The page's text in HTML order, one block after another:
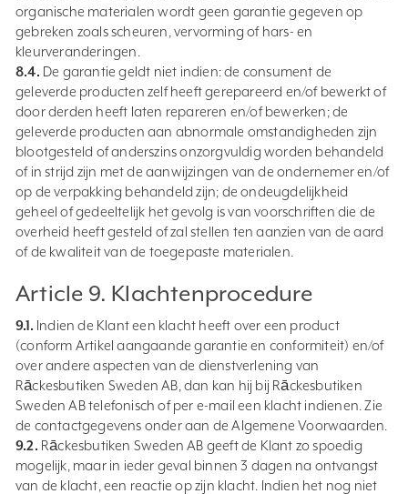
organische materialen wordt geen garantie gegeven op
gebreken zoals scheuren, vervorming of hars- en
kleurveranderingen.
8.4. De garantie geldt niet indien: de consument de
geleverde producten zelf heeft gerepareerd en/of bewerkt of
door derden heeft laten repareren en/of bewerken; de
geleverde producten aan abnormale omstandigheden zijn
blootgesteld of anderszins onzorgvuldig worden behandeld
of in strijd zijn met de aanwijzingen van de ondernemer en/of
op de verpakking behandeld zijn; de ondeugdelijkheid
geheel of gedeeltelijk het gevolg is van voorschriften die de
overheid heeft gesteld of zal stellen ten aanzien van de aard
of de kwaliteit van de toegepaste materialen.
Article 9. Klachtenprocedure
9.1. Indien de Klant een klacht heeft over een product
(conform Artikel aangaande garantie en conformiteit) en/of
over andere aspecten van de dienstverlening van
Rāckesbutiken Sweden AB, dan kan hij bij Rāckesbutiken
Sweden AB telefonisch of per e-mail een klacht indienen. Zie
de contactgegevens onder aan de Algemene Voorwaarden.
9.2. Rāckesbutiken Sweden AB geeft de Klant zo spoedig
mogelijk, maar in ieder geval binnen 3 dagen na ontvangst
van de klacht, een reactie op zijn klacht. Indien het nog niet